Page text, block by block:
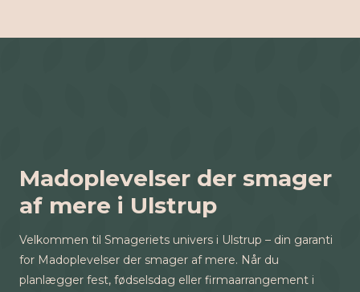
Madoplevelser der smager
af mere i Ulstrup
Velkommen til Smageriets univers i Ulstrup – din garanti
for Madoplevelser der smager af mere. Når du
planlægger fest, fødselsdag eller firmaarrangement i